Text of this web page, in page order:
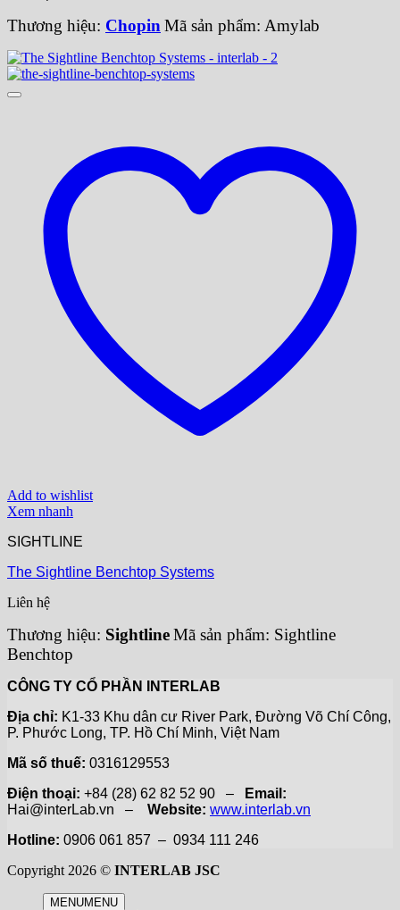
Thương hiệu: Chopin Mã sản phẩm: Amylab
Add to wishlist
Xem nhanh
SIGHTLINE
The Sightline Benchtop Systems
Liên hệ
Thương hiệu: SightlineMã sản phẩm: Sightline
Benchtop
CÔNG TY CỔ PHẦN INTERLAB
Địa chỉ: K1-33 Khu dân cư River Park, Đường Võ Chí Công,
P. Phước Long, TP. Hồ Chí Minh, Việt Nam
Mã số thuế: 0316129553
Điện thoại: +84 (28) 62 82 52 90 –
Email:
Hai@interLab.vn – Website: www.interlab.vn
Hotline: 0906 061 857 – 0934 111 246
Copyright 2026 © INTERLAB JSC
MENUMENU